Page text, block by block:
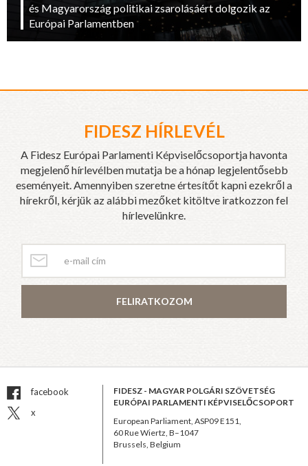
és Magyarország politikai zsarolásáért dolgozik az
Európai Parlamentben
FIDESZ HÍRLEVÉL
A Fidesz Európai Parlamenti Képviselőcsoportja havonta
megjelenő hírlevélben mutatja be a hónap legjelentősebb
eseményeit. Amennyiben szeretne értesítőt kapni ezekről a
hírekről, kérjük az alábbi mezőket kitöltve iratkozzon fel
hírlevelünkre.
FELIRATKOZOM
facebook
x
FIDESZ - MAGYAR POLGÁRI SZÖVETSÉG
EURÓPAI PARLAMENTI KÉPVISELŐCSOPORT
European Parliament, ASP09 E151,
60 Rue Wiertz, B–1047
Brussels, Belgium